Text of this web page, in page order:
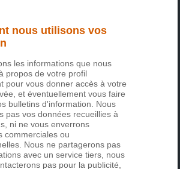
nous utilisons vos
les informations que nous
propos de votre profil
pour vous donner accès à votre
et éventuellement vous faire
bulletins d'information. Nous
pas vos données recueillies à
ni ne vous enverrons
commerciales ou
Nous ne partagerons pas
avec un service tiers, nous
pas pour la publicité,